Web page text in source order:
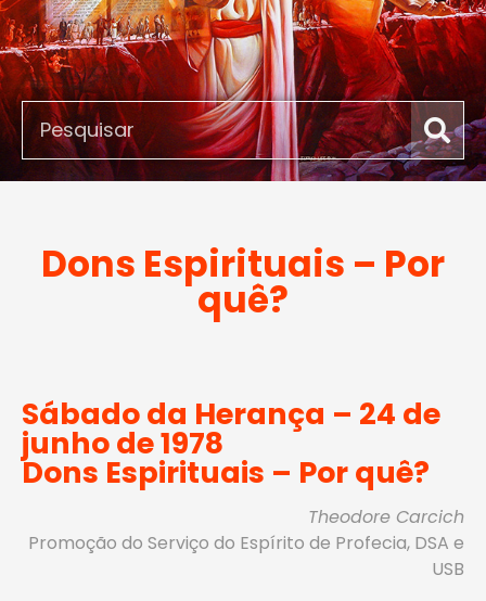
Dons Espirituais – Por
quê?
Sábado da Herança – 24 de
junho de 1978
Dons Espirituais – Por quê?
Theodore Carcich
Promoção do Serviço do Espírito de Profecia, DSA e
USB